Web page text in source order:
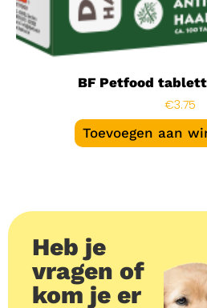
BF Petfood
€3.75
Toevoegen aan
Heb je
vragen of
kom je er